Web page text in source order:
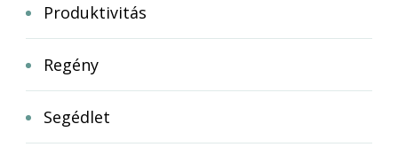
Produktivitás
Regény
Segédlet